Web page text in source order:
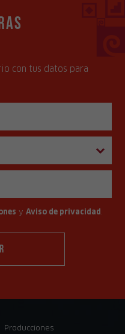
con tus datos para
yAviso de privacidad .
Producciones